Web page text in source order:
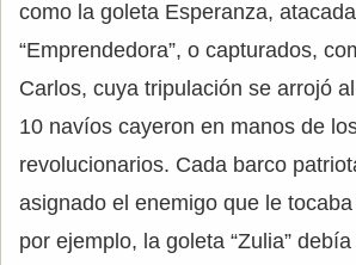
como la goleta Esperanza,
“Emprendedora”, o capturados,
Carlos, cuya tripulación se arrojó
10 navíos cayeron en manos de
revolucionarios. Cada barco
asignado el enemigo que le
por ejemplo, la goleta “Zulia”